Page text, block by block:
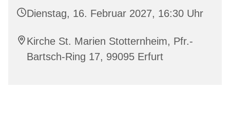
Dienstag, 16. Februar 2027, 16:30 Uhr
Kirche St. Marien Stotternheim, Pfr.-
Bartsch-Ring 17, 99095 Erfurt